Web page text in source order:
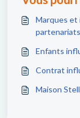
Marques et
Enfants
Contrat
Maison